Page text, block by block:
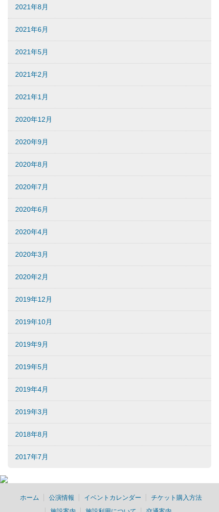
2021年8月
2021年6月
2021年5月
2021年2月
2021年1月
2020年12月
2020年9月
2020年8月
2020年7月
2020年6月
2020年4月
2020年3月
2020年2月
2019年12月
2019年10月
2019年9月
2019年5月
2019年4月
2019年3月
2018年8月
2017年7月
ホーム 公演情報 イベントカレンダー
チケット購入方法